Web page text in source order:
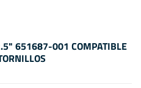
651687-001 COMPATIBLE